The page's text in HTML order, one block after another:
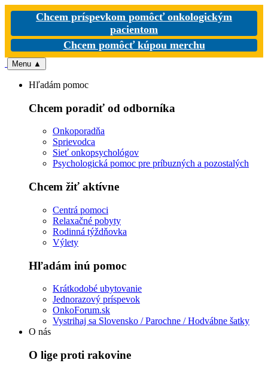
Chcem príspevkom pomôcť onkologickým
pacientom
Chcem pomôcť kúpou merchu
Menu ▲
Hľadám pomoc
Chcem poradiť od odborníka
Onkoporadňa
Sprievodca
Sieť onkopsychológov
Psychologická pomoc pre príbuzných a pozostalých
Chcem žiť aktívne
Centrá pomoci
Relaxačné pobyty
Rodinná týždňovka
Výlety
Hľadám inú pomoc
Krátkodobé ubytovanie
Jednorazový príspevok
OnkoForum.sk
Vystrihaj sa Slovensko / Parochne / Hodvábne šatky
O nás
O lige proti rakovine